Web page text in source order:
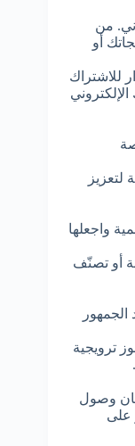
من
أو
للاشتراك
لتعزيز
واجعلها
أو تصنّف
ترويجية
وصول
على